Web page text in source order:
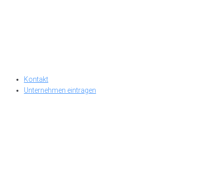
Kontakt
Unternehmen eintragen